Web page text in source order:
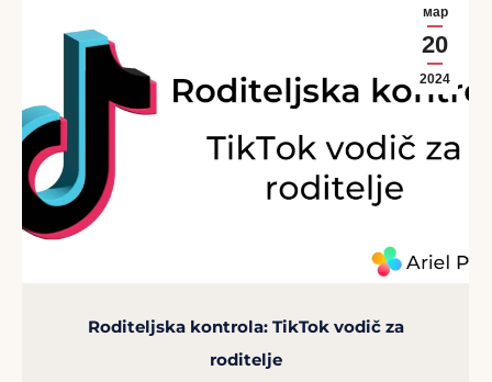
мар
20
2024
Roditeljska kontrola: TikTok vodič za
roditelje